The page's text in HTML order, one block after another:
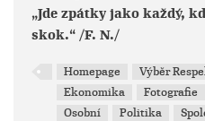
„Jde zpátky jako každý,
skok.“ /F. N./
Homepage Výběr
Ekonomika
Fotografie
Osobní
Politika